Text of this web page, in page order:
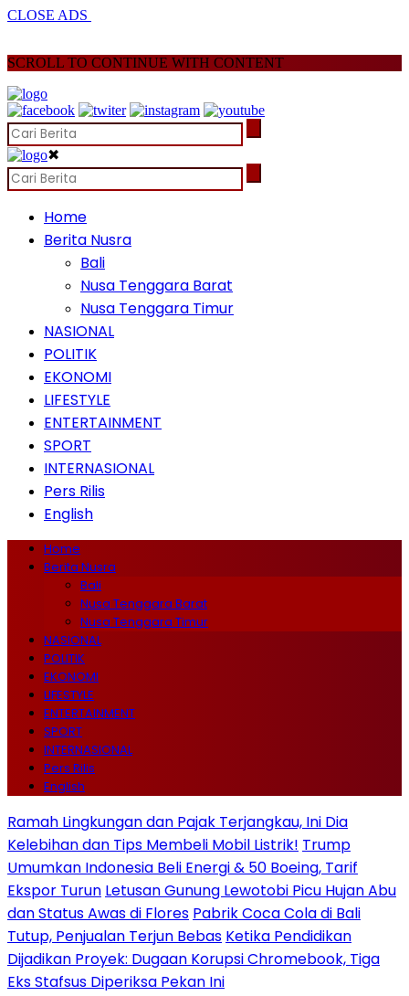
CLOSE ADS
SCROLL TO CONTINUE WITH CONTENT
✖
Home
Berita Nusra
Bali
Nusa Tenggara Barat
Nusa Tenggara Timur
NASIONAL
POLITIK
EKONOMI
LIFESTYLE
ENTERTAINMENT
SPORT
INTERNASIONAL
Pers Rilis
English
Home
Berita Nusra
Bali
Nusa Tenggara Barat
Nusa Tenggara Timur
NASIONAL
POLITIK
EKONOMI
LIFESTYLE
ENTERTAINMENT
SPORT
INTERNASIONAL
Pers Rilis
English
Ramah Lingkungan dan Pajak Terjangkau, Ini Dia
Kelebihan dan Tips Membeli Mobil Listrik! Trump
Umumkan Indonesia Beli Energi & 50 Boeing, Tarif
Ekspor Turun Letusan Gunung Lewotobi Picu Hujan Abu
dan Status Awas di Flores Pabrik Coca Cola di Bali
Tutup, Penjualan Terjun Bebas Ketika Pendidikan
Dijadikan Proyek: Dugaan Korupsi Chromebook, Tiga
Eks Stafsus Diperiksa Pekan Ini